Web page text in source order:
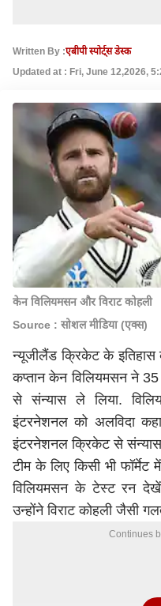
Written By :एबीपी स्पोर्ट्स डेस्क
Updated at : Fri, June 12,2026,
केन विलियमसन और विराट कोहली
Source : सोशल मीडिया (एक्स)
न्यूजीलैंड क्रिकेट के
कप्तान केन विलियमसन ने
से संन्यास ले लिया.
इंटरनेशनल को अलविदा
इंटरनेशनल क्रिकेट से संन्यास
टीम के लिए किसी भी
विलियमसन के टेस्ट रन देखें
उन्होंनेविराट कोहलीजैसी
Continues